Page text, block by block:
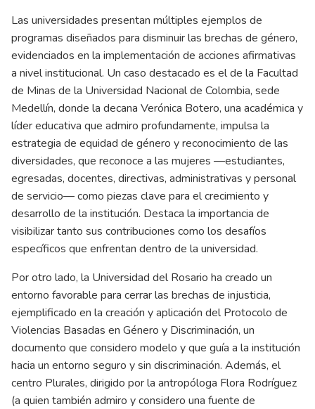
Las universidades presentan múltiples ejemplos de
programas diseñados para disminuir las brechas de género,
evidenciados en la implementación de acciones afirmativas
a nivel institucional. Un caso destacado es el de la Facultad
de Minas de la Universidad Nacional de Colombia, sede
Medellín, donde la decana Verónica Botero, una académica y
líder educativa que admiro profundamente, impulsa la
estrategia de equidad de género y reconocimiento de las
diversidades, que reconoce a las mujeres —estudiantes,
egresadas, docentes, directivas, administrativas y personal
de servicio— como piezas clave para el crecimiento y
desarrollo de la institución. Destaca la importancia de
visibilizar tanto sus contribuciones como los desafíos
específicos que enfrentan dentro de la universidad.
Por otro lado, la Universidad del Rosario ha creado un
entorno favorable para cerrar las brechas de injusticia,
ejemplificado en la creación y aplicación del Protocolo de
Violencias Basadas en Género y Discriminación, un
documento que considero modelo y que guía a la institución
hacia un entorno seguro y sin discriminación. Además, el
centro Plurales, dirigido por la antropóloga Flora Rodríguez
(a quien también admiro y considero una fuente de